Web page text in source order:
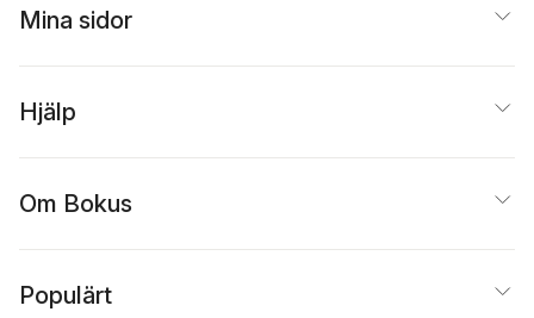
Mina sidor
Hjälp
Om Bokus
Populärt